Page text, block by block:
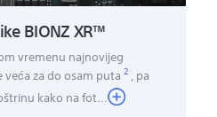
BIONZ XR™
vremenu najnovijeg
veća za do osam puta2, pa
kako na fot...